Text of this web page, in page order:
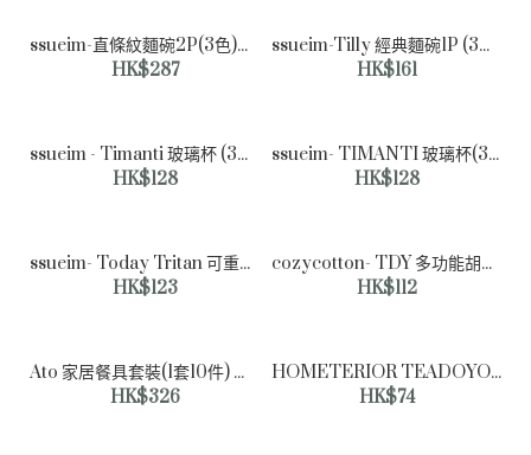
NEOFLAM - SHERBET 18CM 雙耳煮食煲連蓋 1.6L
ssueim-直條紋麵碗2P(3色)♡韓國家品碗具
HK$287
ssueim-Tilly 經典麵碗1P (3色)♡韓國家品碗具
HK$161
ssueim - Timanti 玻璃杯 (3色)♡韓國家品杯具
HK$128
ssueim- TIMANTI 玻璃杯(3色)♡韓國家品杯具
HK$128
ssueim- Today Tritan 可重複使用杯 355ml (2色)♡韓國家品儲存器皿
HK$123
cozycotton- TDY 多功能胡椒研磨機 (3size)]♡韓國家品廚具
HK$112
Ato 家居餐具套裝(1套10件) ♡韓國家品廚具
HK$326
HOMETERIOR TEADOYO 啤酒罐耐熱玻璃杯 (2size)♡韓國家品儲存器皿
HK$74